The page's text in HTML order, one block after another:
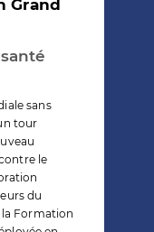
Grand
sans
tour
le
du
la Formation